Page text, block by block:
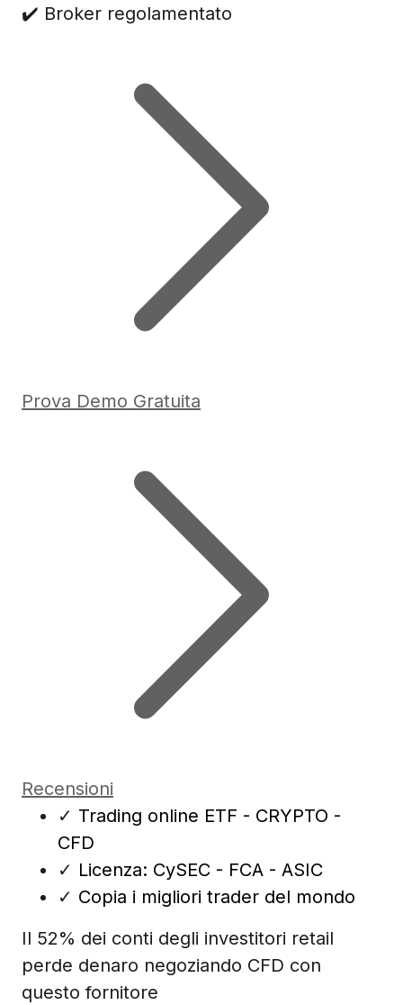
✔️ Broker regolamentato
Prova Demo Gratuita
Recensioni
✓ Trading online ETF - CRYPTO -
CFD
✓ Licenza: CySEC - FCA - ASIC
✓ Copia i migliori trader del mondo
Il 52% dei conti degli investitori retail
perde denaro negoziando CFD con
questo fornitore